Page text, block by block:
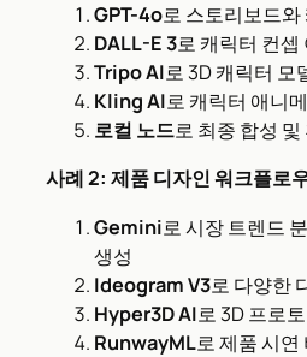
GPT-4o로 스토리보드와
DALL-E 3로 캐릭터 컨셉
Tripo AI로 3D 캐릭터 모
Kling AI로 캐릭터 애니
로컬 노드로 최종 합성 및
사례 2: 제품 디자인 워크플로
Gemini로 시장 트렌드
생성
Ideogram V3로 다양한
Hyper3D AI로 3D 프로
RunwayML로 제품 시